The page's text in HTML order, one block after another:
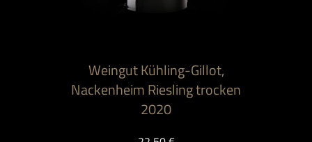
Weingut Kühling-Gillot,
Nackenheim Riesling trocken
2020